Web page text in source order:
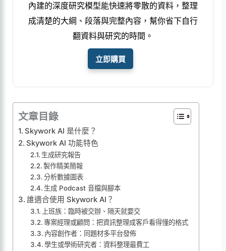
內建的深度研究模型能快速將零散的資料，整理
成清楚的大綱、段落與完整內容，幫你省下自行
翻資料與研究的時間。
立即購買
文章目錄
Skywork AI 是什麼？
Skywork AI 功能特色
生成研究報告
製作精美簡報
分析數據圖表
生成 Podcast 音檔與腳本
誰適合使用 Skywork AI？
上班族：臨時被交辦、隔天就要交
專案經理或顧問：把資訊整理成客戶看得懂的格式
內容創作者：同題材多平台發佈
學生或學術研究者：資料整理最費工